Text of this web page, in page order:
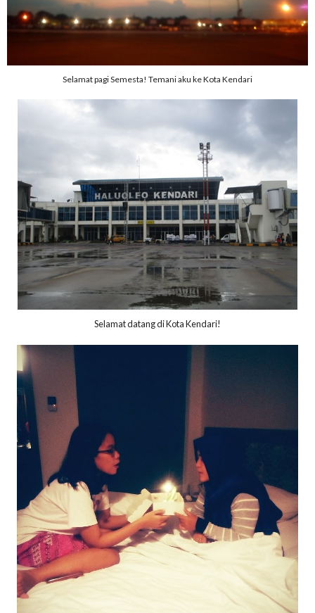
Selamat pagi Semesta! Temani aku ke Kota Kendari
Selamat datang di Kota Kendari!